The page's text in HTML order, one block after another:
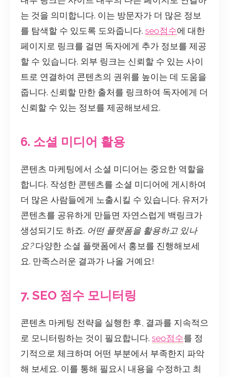
는 것을 의미합니다. 이는 방문자가 더 많은 정보
를 탐색할 수 있도록 도와줍니다. seo점수에 대한
페이지로 링크를 걸면 독자에게 추가 정보를 제공
할 수 있습니다. 외부 링크는 신뢰할 수 있는 사이
트로 연결하여 콘텐츠의 권위를 높이는 데 도움을
줍니다. 신뢰할 만한 출처를 링크하여 독자에게 더
신뢰할 수 있는 정보를 제공해보세요.
6. 소셜 미디어 활용
콘텐츠 마케팅에서 소셜 미디어는 중요한 역할을
합니다. 작성한 콘텐츠를 소셜 미디어에 게시하여
더 많은 사람들에게 노출시킬 수 있습니다. 유저가
콘텐츠를 공유하게 만들면 자연스럽게 백링크가
생성되기도 하죠. 어떤 플랫폼을 활용하고 있나
요?다양한 소셜 플랫폼에서 홍보를 진행해보세
요. 만족스러운 결과가 나올 거예요!
7. SEO 점수 모니터링
콘텐츠 마케팅 전략을 실행한 후, 결과를 지속적으
로 모니터링하는 것이 필요합니다. seo점수를 정
기적으로 체크하며 어떤 부분에서 부족한지 파악
해 보세요. 이를 통해 필요시 내용을 수정하고 최